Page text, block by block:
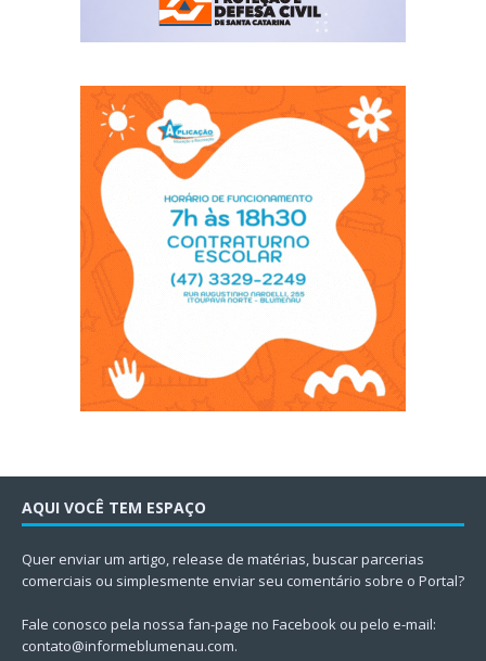
AQUI VOCÊ TEM ESPAÇO
Quer enviar um artigo, release de matérias, buscar parcerias
comerciais ou simplesmente enviar seu comentário sobre o Portal?
Fale conosco pela nossa fan-page no Facebook ou pelo e-mail:
contato@informeblumenau.com.